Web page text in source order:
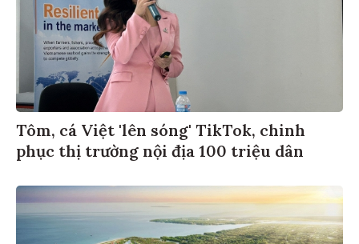
Tôm, cá Việt 'lên sóng' TikTok, chinh
phục thị trường nội địa 100 triệu dân